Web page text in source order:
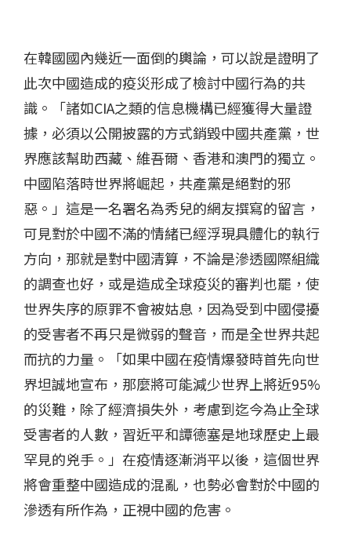
在韓國國內幾近一面倒的輿論，可以說是證明了
此次中國造成的疫災形成了檢討中國行為的共
識。「諸如CIA之類的信息機構已經獲得大量證
據，必須以公開披露的方式銷毀中國共產黨，世
界應該幫助西藏、維吾爾、香港和澳門的獨立。
中國陷落時世界將崛起，共產黨是絕對的邪
惡。」這是一名署名為秀兒的網友撰寫的留言，
可見對於中國不滿的情緒已經浮現具體化的執行
方向，那就是對中國清算，不論是滲透國際組織
的調查也好，或是造成全球疫災的審判也罷，使
世界失序的原罪不會被姑息，因為受到中國侵擾
的受害者不再只是微弱的聲音，而是全世界共起
而抗的力量。「如果中國在疫情爆發時首先向世
界坦誠地宣布，那麼將可能減少世界上將近95%
的災難，除了經濟損失外，考慮到迄今為止全球
受害者的人數，習近平和譚德塞是地球歷史上最
罕見的兇手。」在疫情逐漸消平以後，這個世界
將會重整中國造成的混亂，也勢必會對於中國的
滲透有所作為，正視中國的危害。